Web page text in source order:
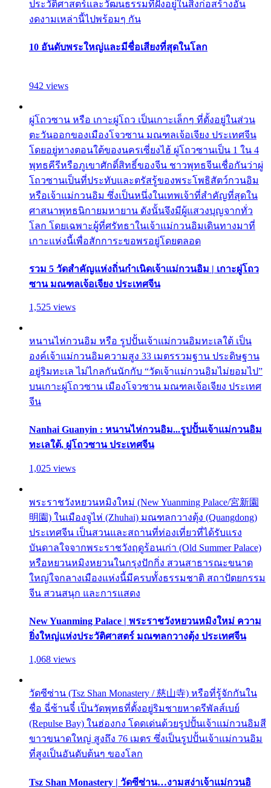
ประวัติศาสตร์และวัฒนธรรมที่ฝังอยู่ในสิ่งก่อสร้างอัน
งดงามเหล่านี้ไปพร้อมๆ กัน
10 อันดับพระใหญ่และมีชื่อเสียงที่สุดในโลก
942 views
ผู่โถวซาน หรือ เกาะผู่โถว เป็นเกาะเล็กๆ ที่ตั้งอยู่ในส่วน
ตะวันออกของเมืองโจวซาน มณฑลเจ้อเจียง ประเทศจีน
โดยอยู่ทางตอนใต้ของนครเซี่ยงไฮ้ ผู่โถวซานเป็น 1 ใน 4
พุทธคีรีหรือภูเขาศักดิ์สิทธิ์ของจีน ชาวพุทธจีนเชื่อกันว่าผู่
โถวซานเป็นที่ประทับและตรัสรู้ของพระโพธิสัตว์กวนอิม
หรือเจ้าแม่กวนอิม ซึ่งเป็นหนึ่งในเทพเจ้าที่สำคัญที่สุดใน
ศาสนาพุทธนิกายมหายาน ดังนั้นจึงมีผู้แสวงบุญจากทั่ว
โลก โดยเฉพาะผู้ที่ศรัทธาในเจ้าแม่กวนอิมเดินทางมาที่
เกาะแห่งนี้เพื่อสักการะขอพรอยู่โดยตลอด
รวม 5 วัดสำคัญแห่งถิ่นกำเนิดเจ้าแม่กวนอิม | เกาะผู่โถว
ซาน มณฑลเจ้อเจียง ประเทศจีน
1,525 views
หนานไห่กวนอิม หรือ รูปปั้นเจ้าแม่กวนอิมทะเลใต้ เป็น
องค์เจ้าแม่กวนอิมความสูง 33 เมตรรวมฐาน ประดิษฐาน
อยู่ริมทะเล ไม่ไกลกันนักกับ “วัดเจ้าแม่กวนอิมไม่ยอมไป”
บนเกาะผู่โถวซาน เมืองโจวซาน มณฑลเจ้อเจียง ประเทศ
จีน
Nanhai Guanyin : หนานไห่กวนอิม...รูปปั้นเจ้าแม่กวนอิม
ทะเลใต้, ผู่โถวซาน ประเทศจีน
1,025 views
พระราชวังหยวนหมิงใหม่ (New Yuanming Palace/宮新園
明園) ในเมืองจูไห่ (Zhuhai) มณฑลกวางตุ้ง (Quangdong)
ประเทศจีน เป็นสวนและสถานที่ท่องเที่ยวที่ได้รับแรง
บันดาลใจจากพระราชวังฤดูร้อนเก่า (Old Summer Palace)
หรือหยวนหมิงหยวนในกรุงปักกิ่ง สวนสาธารณะขนาด
ใหญ่ใจกลางเมืองแห่งนี้มีครบทั้งธรรมชาติ สถาปัตยกรรม
จีน สวนสนุก และการแสดง
New Yuanming Palace | พระราชวังหยวนหมิงใหม่ ความ
ยิ่งใหญ่แห่งประวัติศาสตร์ มณฑลกวางตุ้ง ประเทศจีน
1,068 views
วัดซีซ่าน (Tsz Shan Monastery / 慈山寺) หรือที่รู้จักกันใน
ชื่อ ฉี่ซ้านจี๋ เป็นวัดพุทธที่ตั้งอยู่ริมชายหาดรีพัลส์เบย์
(Repulse Bay) ในฮ่องกง โดดเด่นด้วยรูปปั้นเจ้าแม่กวนอิมสี
ขาวขนาดใหญ่ สูงถึง 76 เมตร ซึ่งเป็นรูปปั้นเจ้าแม่กวนอิม
ที่สูงเป็นอันดับต้นๆ ของโลก
Tsz Shan Monastery | วัดซีซ่าน…งามสง่าเจ้าแม่กวนอิ